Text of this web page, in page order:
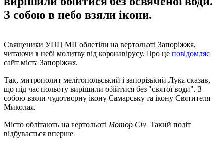
З собою в небо взяли ікони.
Священики УПЦ МП облетіли на вертольоті Запоріжжя,
читаючи в небі молитву від коронавірусу. Про це повідомляє
сайт міста Запоріжжя.
Так, митрополит мелітопольський і запорізький Лука сказав,
що під час польоту вирішили обійтися без "святої води". З
собою взяли чудотворну ікону Самарську та ікону Святителя
Миколая.
Місто облітають на вертольоті Мотор Січ. Такий політ
відбувається вперше.